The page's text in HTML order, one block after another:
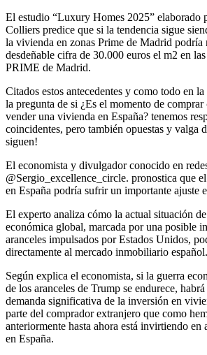
El estudio “Luxury Homes 2025” elaborado
Colliers predice que si la tendencia sigue
la vivienda en zonas Prime de Madrid podría
desdeñable cifra de 30.000 euros el m2 en
PRIME de Madrid.
Citados estos antecedentes y como todo en
la pregunta de si ¿Es el momento de
vender una vivienda en España? tenemos
coincidentes, pero también opuestas y valga
siguen!
El economista y divulgador conocido en
@Sergio_excellence_circle. pronostica que
en España podría sufrir un importante ajuste
El experto analiza cómo la actual situación
económica global, marcada por una posible
aranceles impulsados por Estados Unidos,
directamente al mercado inmobiliario español.
Según explica el economista, si la guerra
de los aranceles de Trump se endurece,
demanda significativa de la inversión en
parte del comprador extranjero que como
anteriormente hasta ahora está invirtiendo
en España.